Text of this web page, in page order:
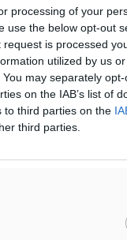
processing of your
use the below opt-out
is processed
utilized by us
may separately
on the IAB’s list of
to third parties on the
third parties.
της Υπουργού
στην Ινδία
με
έναρξη…
Κεφαλογιάννη: Στο
αεροπορική
η